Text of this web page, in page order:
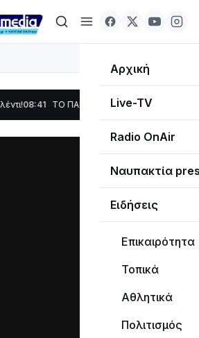
Αρχική
Live-TV
Radio OnAir
Ναυπακτία
Ειδήσεις
Επικαιρότητα
Τοπικά
Αθλητικά
Πολιτισμός
ΤΟ ΠΑΡΤΥ ΣΥΝΕΧΙΖΕΤΑΙ…19:47 Στο σκοτάδι